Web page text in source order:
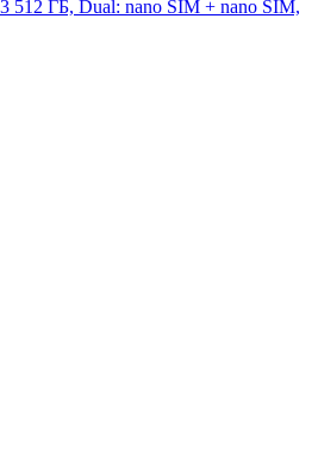
512 ГБ, Dual: nano SIM + nano SIM,